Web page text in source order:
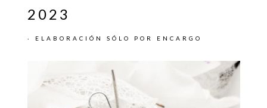
2023
· ELABORACIÓN SÓLO POR ENCARGO